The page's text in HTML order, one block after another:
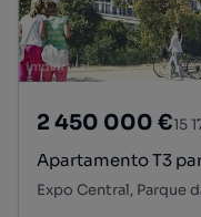
2 450 000 €15
Apartamento T3
Expo Central, Parque